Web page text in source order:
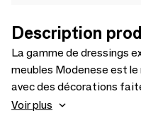
Description
La gamme de dressings
meubles Modenese est
avec des décorations
supplémentaires
Voir plus